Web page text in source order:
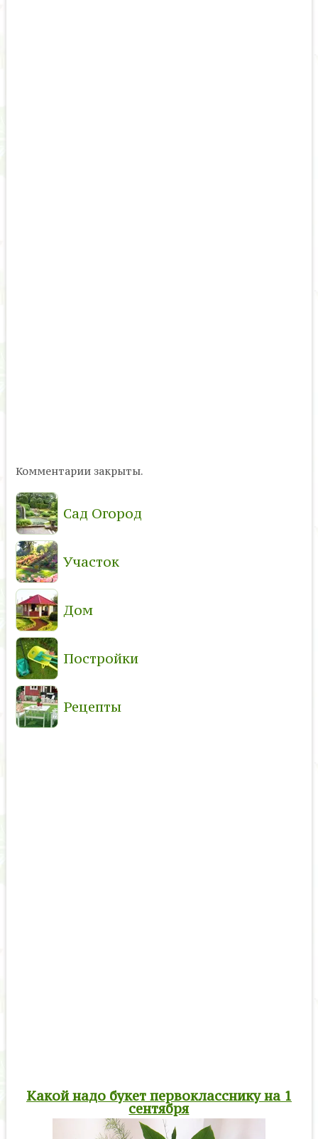
Комментарии закрыты.
Сад Огород
Участок
Дом
Постройки
Рецепты
Какой надо букет первокласснику на 1
сентября